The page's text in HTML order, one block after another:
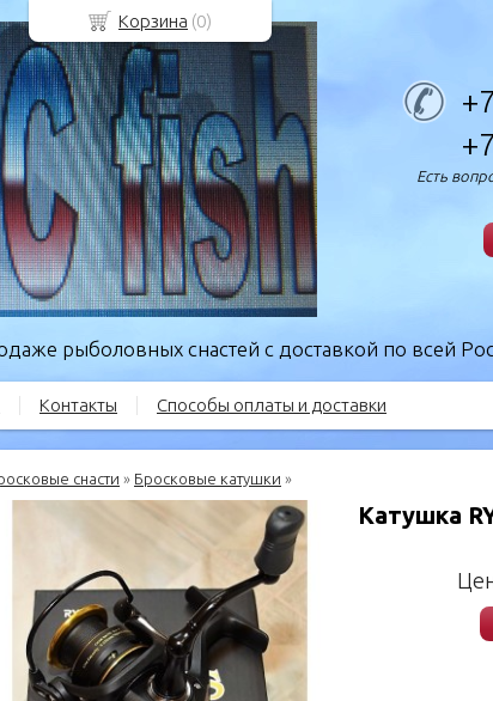
Есть
рыболовных снастей с доставкой по всей
Контакты Способы оплаты и доставки
снасти » Бросковые катушки »
Катушка
Корзина (0)